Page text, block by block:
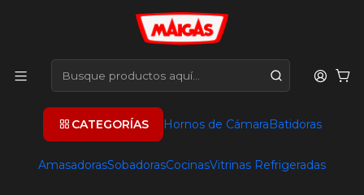
CATEGORÍAS Hornos de CámaraBatidoras
AmasadorasSobadorasCocinasVitrinas Refrigeradas